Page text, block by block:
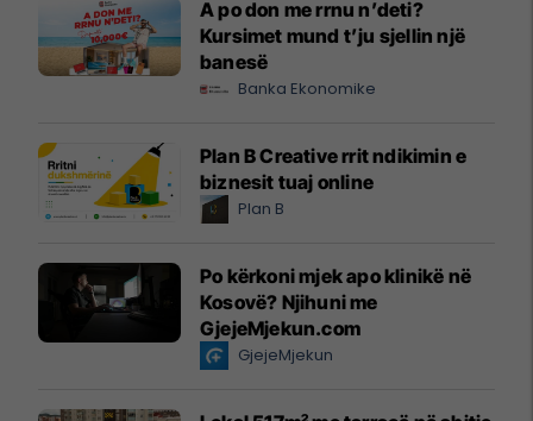
A po don me rrnu n’deti?
Kursimet mund t’ju sjellin një
banesë
Banka Ekonomike
Plan B Creative rrit ndikimin e
biznesit tuaj online
Plan B
Po kërkoni mjek apo klinikë në
Kosovë? Njihuni me
GjejeMjekun.com
GjejeMjekun